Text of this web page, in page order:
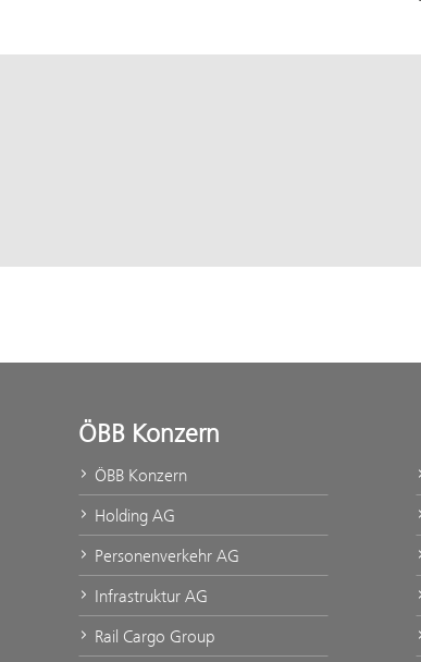
ÖBB Konzern
ÖBB Konzern
Holding AG
Personenverkehr AG
Infrastruktur AG
Rail Cargo Group